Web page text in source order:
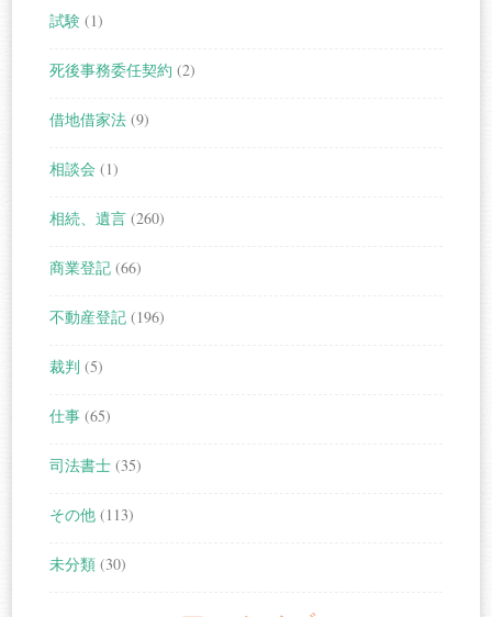
試験 (1)
死後事務委任契約 (2)
借地借家法 (9)
相談会 (1)
相続、遺言 (260)
商業登記 (66)
不動産登記 (196)
裁判 (5)
仕事 (65)
司法書士 (35)
その他 (113)
未分類 (30)